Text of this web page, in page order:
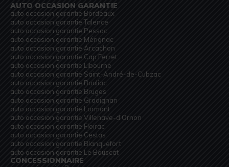
AUTO OCCASION GARANTIE
auto occasion garantie Bordeaux
auto occasion garantie Talence
auto occasion garantie Pessac
auto occasion garantie Mérignac
auto occasion garantie Arcachon
auto occasion garantie Cap Ferret
auto occasion garantie Libourne
auto occasion garantie Saint-André-de-Cubzac
auto occasion garantie Bouliac
auto occasion garantie Bruges
auto occasion garantie Gradignan
auto occasion garantie Lormont
auto occasion garantie Villenave-d’Ornon
auto occasion garantie Floirac
auto occasion garantie Cestas
auto occasion garantie Blanquefort
auto occasion garantie Le Bouscat
CONCESSIONNAIRE